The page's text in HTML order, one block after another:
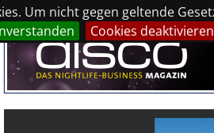
Um nicht gegen geltende
Cookies deaktivieren